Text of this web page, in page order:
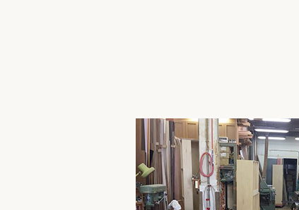
2023/10/01
超絶技巧、未来へ！展＆江
三井記念美術館で開催中の超絶